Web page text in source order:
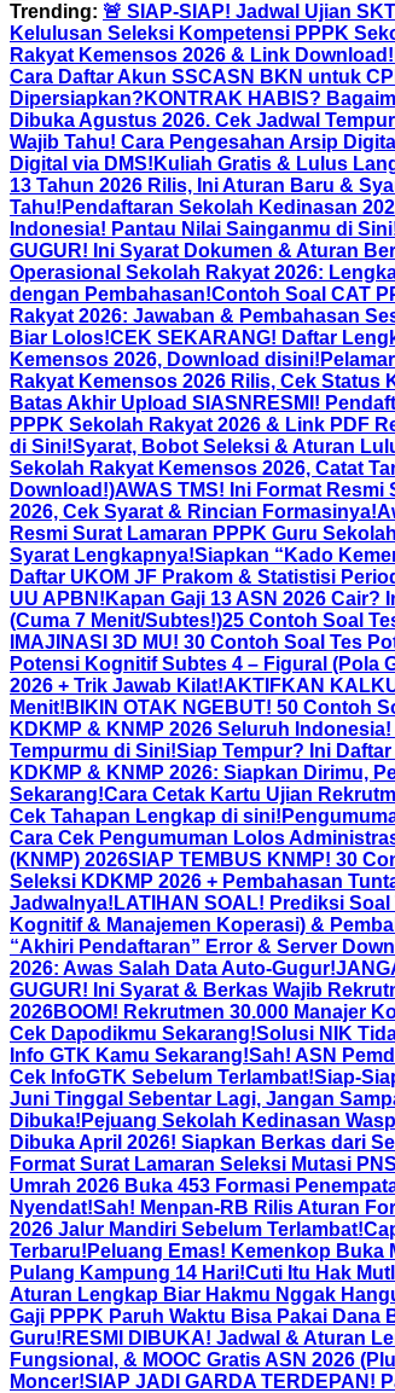
Trending: 🚨 SIAP-SIAP! Jadwal Ujian
Kelulusan Seleksi Kompetensi PPPK
Rakyat Kemensos 2026 & Link Download!
Cara Daftar Akun SSCASN BKN untuk
Dipersiapkan? KONTRAK HABIS?
Dibuka Agustus 2026. Cek Jadwal
Wajib Tahu! Cara Pengesahan Arsip
Digital via DMS! Kuliah Gratis & Lulus
13 Tahun 2026 Rilis, Ini Aturan Baru &
Tahu! Pendaftaran Sekolah Kedinasan
Indonesia! Pantau Nilai Sainganmu di
GUGUR! Ini Syarat Dokumen & Aturan
Operasional Sekolah Rakyat 2026:
dengan Pembahasan!Contoh Soal CAT
Rakyat 2026: Jawaban & Pembahasan
Biar Lolos!CEK SEKARANG! Daftar
Kemensos 2026, Download disini!
Rakyat Kemensos 2026 Rilis, Cek
Batas Akhir Upload SIASN RESMI!
PPPK Sekolah Rakyat 2026 & Link PDF
di Sini!Syarat, Bobot Seleksi & Aturan
Sekolah Rakyat Kemensos 2026, Catat
Download!)AWAS TMS! Ini Format
2026, Cek Syarat & Rincian Formasinya!
Resmi Surat Lamaran PPPK Guru
Syarat Lengkapnya!Siapkan “Kado
Daftar UKOM JF Prakom & Statistisi
UU APBN! Kapan Gaji 13 ASN 2026
(Cuma 7 Menit/Subtes!)25 Contoh Soal
IMAJINASI 3D MU! 30 Contoh Soal Tes
Potensi Kognitif Subtes 4 – Figural (Pola
2026 + Trik Jawab Kilat!AKTIFKAN
Menit! BIKIN OTAK NGEBUT! 50 Contoh
KDKMP & KNMP 2026 Seluruh
Tempurmu di Sini!Siap Tempur? Ini
KDKMP & KNMP 2026: Siapkan Dirimu,
Sekarang!Cara Cetak Kartu Ujian
Cek Tahapan Lengkap di sini!
Cara Cek Pengumuman Lolos
(KNMP) 2026SIAP TEMBUS KNMP! 30
Seleksi KDKMP 2026 + Pembahasan
Jadwalnya! LATIHAN SOAL! Prediksi
Kognitif & Manajemen Koperasi) &
“Akhiri Pendaftaran” Error & Server
2026: Awas Salah Data Auto-Gugur!
GUGUR! Ini Syarat & Berkas Wajib
2026BOOM! Rekrutmen 30.000 Manajer
Cek Dapodikmu Sekarang!Solusi NIK
Info GTK Kamu Sekarang!Sah! ASN
Cek InfoGTK Sebelum Terlambat!Siap-
Juni Tinggal Sebentar Lagi, Jangan
Dibuka! Pejuang Sekolah Kedinasan
Dibuka April 2026! Siapkan Berkas dari
Format Surat Lamaran Seleksi Mutasi
Umrah 2026 Buka 453 Formasi
Nyendat!Sah! Menpan-RB Rilis Aturan
2026 Jalur Mandiri Sebelum Terlambat!
Terbaru! Peluang Emas! Kemenkop Buka
Pulang Kampung 14 Hari!Cuti Itu Hak
Aturan Lengkap Biar Hakmu Nggak
Gaji PPPK Paruh Waktu Bisa Pakai Dana
Guru! RESMI DIBUKA! Jadwal & Aturan
Fungsional, & MOOC Gratis ASN 2026
Moncer!SIAP JADI GARDA TERDEPAN!